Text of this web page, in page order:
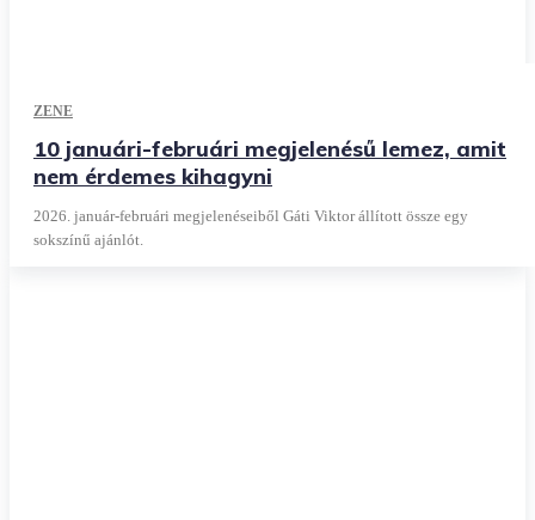
ZENE
10 januári-februári megjelenésű lemez, amit
nem érdemes kihagyni
2026. január-februári megjelenéseiből Gáti Viktor állított össze egy
sokszínű ajánlót.